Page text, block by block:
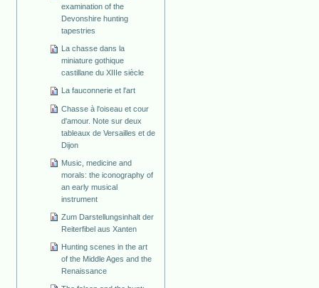
examination of the
Devonshire hunting
tapestries
La chasse dans la
miniature gothique
castillane du XIIIe siècle
La fauconnerie et l'art
Chasse à l'oiseau et cour
d'amour. Note sur deux
tableaux de Versailles et de
Dijon
Music, medicine and
morals: the iconography of
an early musical
instrument
Zum Darstellungsinhalt der
Reiterfibel aus Xanten
Hunting scenes in the art
of the Middle Ages and the
Renaissance